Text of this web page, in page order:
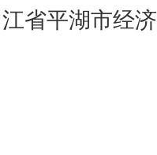
江省平湖市经